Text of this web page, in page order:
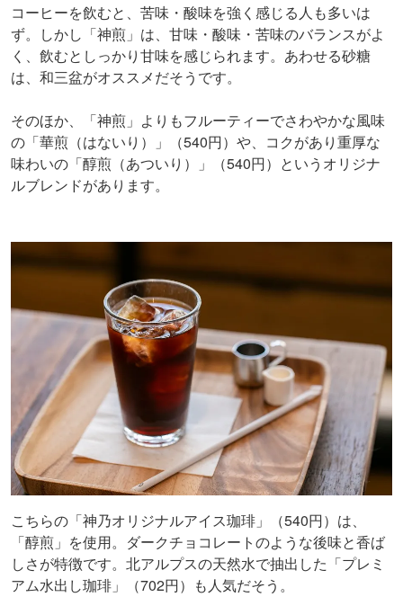
コーヒーを飲むと、苦味・酸味を強く感じる人も多いは
ず。しかし「神煎」は、甘味・酸味・苦味のバランスがよ
く、飲むとしっかり甘味を感じられます。あわせる砂糖
は、和三盆がオススメだそうです。
そのほか、「神煎」よりもフルーティーでさわやかな風味
の「華煎（はないり）」（540円）や、コクがあり重厚な
味わいの「醇煎（あついり）」（540円）というオリジナ
ルブレンドがあります。
こちらの「神乃オリジナルアイス珈琲」（540円）は、
「醇煎」を使用。ダークチョコレートのような後味と香ば
しさが特徴です。北アルプスの天然水で抽出した「プレミ
アム水出し珈琲」（702円）も人気だそう。